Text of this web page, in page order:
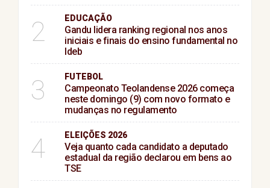
2 EDUCAÇÃO
Gandu lidera ranking regional nos anos
iniciais e finais do ensino fundamental no
Ideb
3 FUTEBOL
Campeonato Teolandense 2026 começa
neste domingo (9) com novo formato e
mudanças no regulamento
4 ELEIÇÕES 2026
Veja quanto cada candidato a deputado
estadual da região declarou em bens ao
TSE